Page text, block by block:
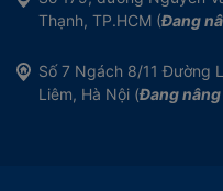
Thạnh, TP.HCM (Đang
Số 7 Ngách 8/11 Đường
Liêm, Hà Nội (Đang nâng